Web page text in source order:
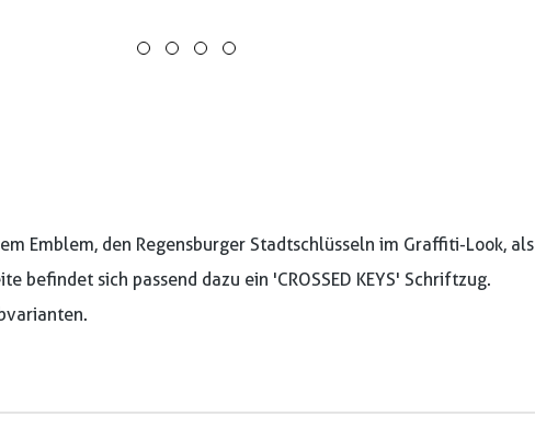
Emblem, den Regensburger Stadtschlüsseln im Graffiti-Look, als
befindet sich passend dazu ein 'CROSSED KEYS' Schriftzug.